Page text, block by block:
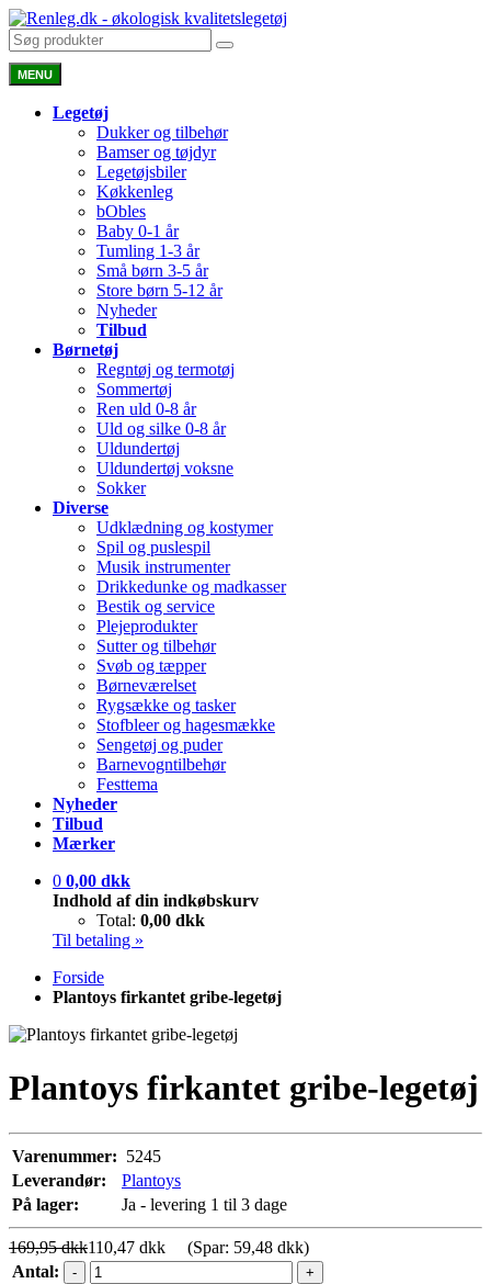
MENU
Legetøj
Dukker og tilbehør
Bamser og tøjdyr
Legetøjsbiler
Køkkenleg
bObles
Baby 0-1 år
Tumling 1-3 år
Små børn 3-5 år
Store børn 5-12 år
Nyheder
Tilbud
Børnetøj
Regntøj og termotøj
Sommertøj
Ren uld 0-8 år
Uld og silke 0-8 år
Uldundertøj
Uldundertøj voksne
Sokker
Diverse
Udklædning og kostymer
Spil og puslespil
Musik instrumenter
Drikkedunke og madkasser
Bestik og service
Plejeprodukter
Sutter og tilbehør
Svøb og tæpper
Børneværelset
Rygsække og tasker
Stofbleer og hagesmække
Sengetøj og puder
Barnevogntilbehør
Festtema
Nyheder
Tilbud
Mærker
0 0,00 dkk
Indhold af din indkøbskurv
Total: 0,00 dkk
Til betaling »
Forside
Plantoys firkantet gribe-legetøj
Plantoys firkantet gribe-legetøj
Varenummer: 5245
Leverandør:
Plantoys
På lager:
Ja - levering 1 til 3 dage
169,95 dkk110,47 dkk (Spar: 59,48 dkk)
Antal:
-
+